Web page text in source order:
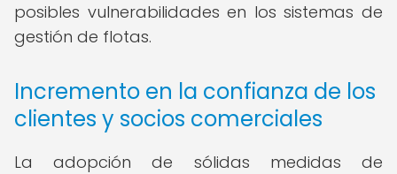
posibles vulnerabilidades en los sistemas de
gestión de flotas.
Incremento en la confianza de los
clientes y socios comerciales
La adopción de sólidas medidas de